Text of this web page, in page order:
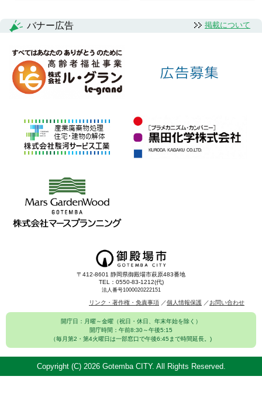
バナー広告 掲載について
〒412-8601 静岡県御殿場市萩原483番地
TEL：0550-83-1212(代)
法人番号1000020222151
リンク・著作権・免責事項 個人情報保護 お問い合わせ
開庁日：月曜～金曜（祝日・休日、年末年始を除く）
開庁時間：午前8:30～午後5:15
（毎月第2・第4火曜日は一部窓口で午後6:45まで時間延長。)
Copyright (C) 2026 Gotemba CITY. All Rights Reserved.